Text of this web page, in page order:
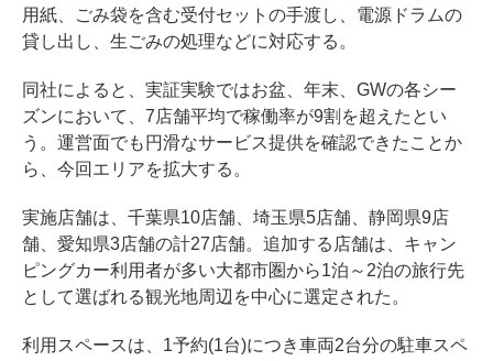
用紙、ごみ袋を含む受付セットの手渡し、電源ドラムの
貸し出し、生ごみの処理などに対応する。
同社によると、実証実験ではお盆、年末、GWの各シー
ズンにおいて、7店舗平均で稼働率が9割を超えたとい
う。運営面でも円滑なサービス提供を確認できたことか
ら、今回エリアを拡大する。
実施店舗は、千葉県10店舗、埼玉県5店舗、静岡県9店
舗、愛知県3店舗の計27店舗。追加する店舗は、キャン
ピングカー利用者が多い大都市圏から1泊～2泊の旅行先
として選ばれる観光地周辺を中心に選定された。
利用スペースは、1予約(1台)につき車両2台分の駐車スペ